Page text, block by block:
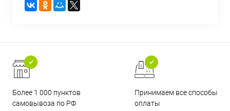
Более 1 000 пунктов
самовывоза по РФ
Принимаем все способы
оплаты